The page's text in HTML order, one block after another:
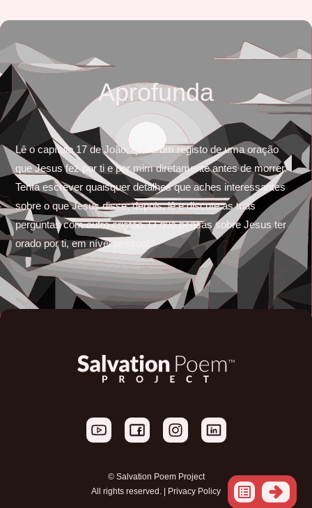
Aprofunda
Lê o capítulo 17 de João, que é um registo de uma oração
que Jesus fez por ti e por mim diretamente antes de morrer.
Tenta escrever quaisquer detalhes que aches interessantes
sobre o que Jesus disse; depois, lê e discute as tuas
perguntas com outro cristão. O que pensas sobre Jesus ter
orado por ti, em nível pessoal?
© Salvation Poem Project
All rights reserved. | Privacy Policy